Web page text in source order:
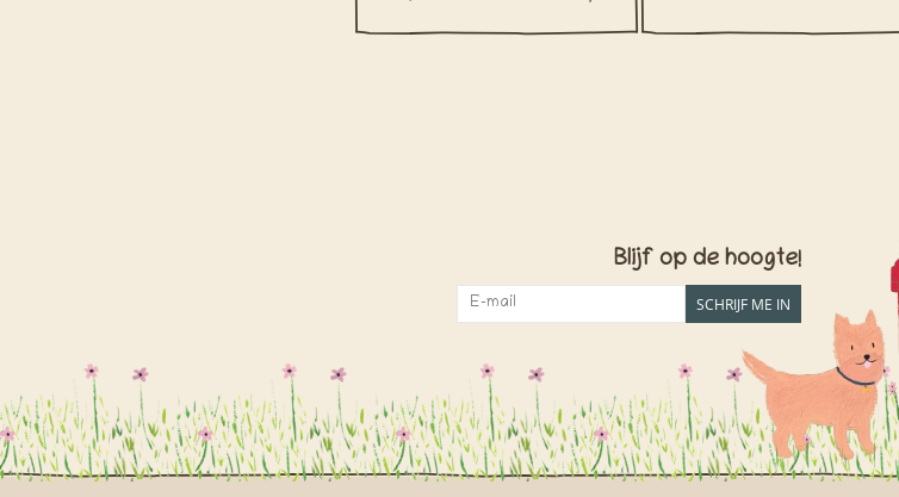
Blijf op de hoogte!
SCHRIJF ME IN